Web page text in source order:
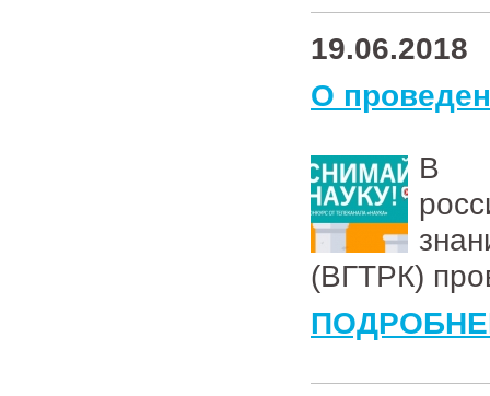
19.06.2018
О
В
(ВГТРК)